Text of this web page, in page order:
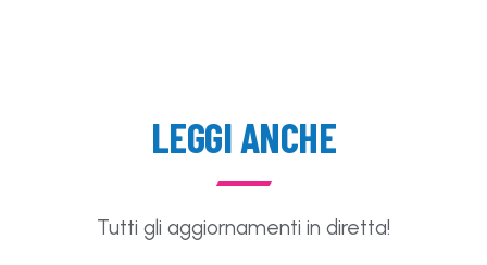
LEGGI ANCHE
Tutti gli aggiornamenti in diretta!